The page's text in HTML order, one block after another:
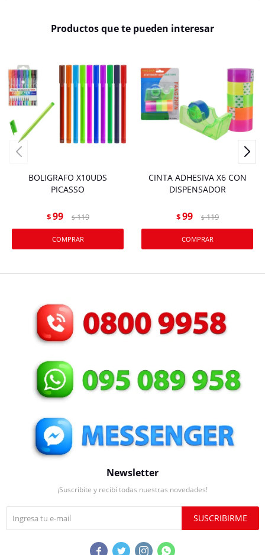
Productos que te pueden interesar
BOLIGRAFO X10UDS
PICASSO
$99 $ 119
CINTA ADHESIVA X6 CON
DISPENSADOR
$99 $ 119
Newsletter
¡Suscribite y recibí todas nuestras novedades!
SUSCRIBIRME
   